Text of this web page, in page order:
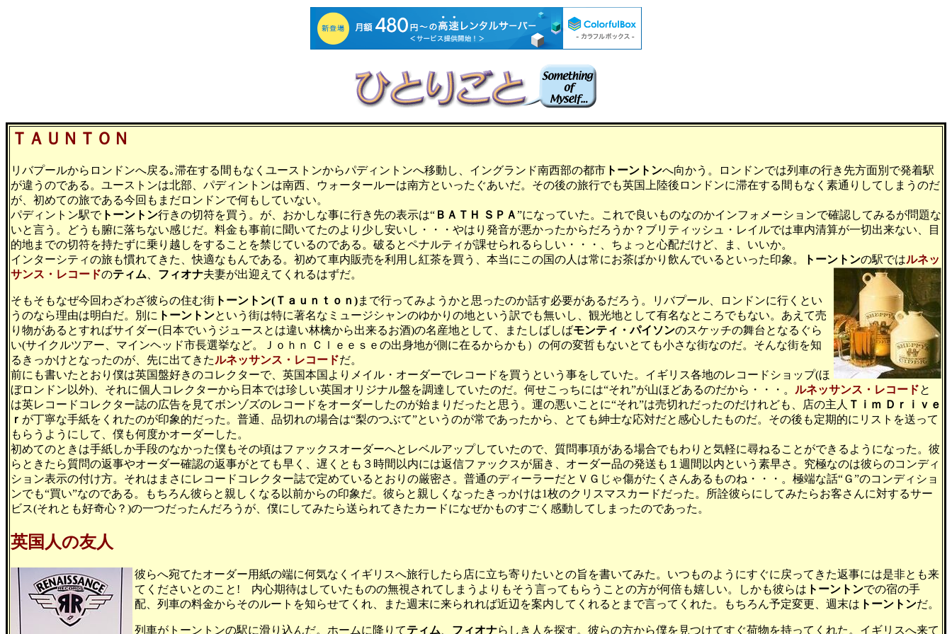
ＴＡＵＮＴＯＮ
リバプールからロンドンへ戻る｡滞在する間もなくユーストンからパディントンへ移動し、イングランド南西部の都市 トーントンへ向かう。ロンドンでは列車の行き先方面別で発着駅
が違うのである。ユーストンは北部、パディントンは南西、ウォータールーは南方といったぐあいだ。その後の旅行でも英国上陸後ロンドンに滞在する間もなく素通りしてしまうのだ
が、初めての旅である今回もまだロンドンで何もしていない。
パディントン駅でトーントン行きの切符を買う。が、おかしな事に行き先の表示は“ ＢＡＴＨ ＳＰＡ”になっていた。これで良いものなのかインフォメーションで確認してみるが問題な
いと言う。どうも腑に落ちない感じだ。料金も事前に聞いてたのより少し安いし・・・やはり発音が悪かったからだろうか？ブリティッシュ・レイルでは車内清算が一切出来ない、目
的地までの切符を持たずに乗り越しをすることを禁じているのである。破るとペナルティが課せられるらしい・・・、ちょっと心配だけど、ま、いいか。
インターシティの旅も慣れてきた、快適なもんである。初めて車内販売を利用し紅茶を買う、本当にこの国の人は常にお茶ばかり飲んでいるといった印象。
トーントンの駅ではルネッ
サンス・レコードのティム、 フィオナ夫妻が出迎えてくれるはずだ。
そもそもなぜ今回わざわざ彼らの住む街 トーントン(Ｔａｕｎｔｏｎ)まで行ってみようかと思ったのか話す必要があるだろう。リバプール、ロンドンに行くとい
うのなら理由は明白だ。別に トーントンという街は特に著名なミュージシャンのゆかりの地という訳でも無いし、観光地として有名なところでもない。あえて売
り物があるとすればサイダー(日本でいうジュースとは違い林檎から出来るお酒)の名産地として、またしばしばモンティ・パイソンのスケッチの舞台となるぐら
い(サイクルツアー、マインヘッド市長選挙など。Ｊｏｈｎ Ｃｌｅｅｓｅの出身地が側に在るからかも）の何の変哲もないとても小さな街なのだ。そんな街を知
るきっかけとなったのが、先に出てきたルネッサンス・レコードだ。
前にも書いたとおり僕は英国盤好きのコレクターで、英国本国よりメイル・オーダーでレコードを買うという事をしていた。イギリス各地のレコードショップ(ほ
ぼロンドン以外)、それに個人コレクターから日本では珍しい英国オリジナル盤を調達していたのだ。何せこっちには“それ”が山ほどあるのだから・・・。 ルネッサンス・レコードと
は英レコードコレクター誌の広告を見てボンゾズのレコードをオーダーしたのが始まりだったと思う。運の悪いことに“それ”は売切れだったのだけれども、店の主人 Ｔｉｍ Ｄｒｉｖｅ
ｒ が丁寧な手紙をくれたのが印象的だった。普通、品切れの場合は“梨のつぶて”というのが常であったから、とても紳士な応対だと感心したものだ。その後も定期的にリストを送って
もらうようにして、僕も何度かオーダーした。
初めてのときは手紙しか手段のなかった僕もその頃はファックスオーダーへとレベルアップしていたので、質問事項がある場合でもわりと気軽に尋ねることができるようになった。彼
らときたら質問の返事やオーダー確認の返事がとても早く、遅くとも３時間以内には返信ファックスが届き、オーダー品の発送も１週間以内という素早さ。究極なのは彼らのコンディ
ション表示の付け方。それはまさにレコードコレクター誌で定めているとおりの厳密さ。普通のディーラーだとＶＧじゃ傷がたくさんあるものね・・・。極端な話“Ｇ”のコンディショ
ンでも“買い”なのである。もちろん彼らと親しくなる以前からの印象だ。彼らと親しくなったきっかけは1枚のクリスマスカードだった。所詮彼らにしてみたらお客さんに対するサー
ビス(それとも好奇心？)の一つだったんだろうが、僕にしてみたら送られてきたカードになぜかものすごく感動してしまったのであった。
英国人の友人
彼らへ宛てたオーダー用紙の端に何気なくイギリスへ旅行したら店に立ち寄りたいとの旨を書いてみた。いつものようにすぐに戻ってきた返事には是非とも来
てくださいとのこと! 内心期待はしていたものの無視されてしまうよりもそう言ってもらうことの方が何倍も嬉しい。しかも彼らは トーントンでの宿の手
配、列車の料金からそのルートを知らせてくれ、また週末に来られれば近辺を案内してくれるとまで言ってくれた。もちろん予定変更、週末は トーントンだ。
列車がトーントンの駅に滑り込んだ。ホームに降りてティム フィオナらしき人を探す。彼らの方から僕を見つけてすぐ荷物を持ってくれた。イギリスへ来て